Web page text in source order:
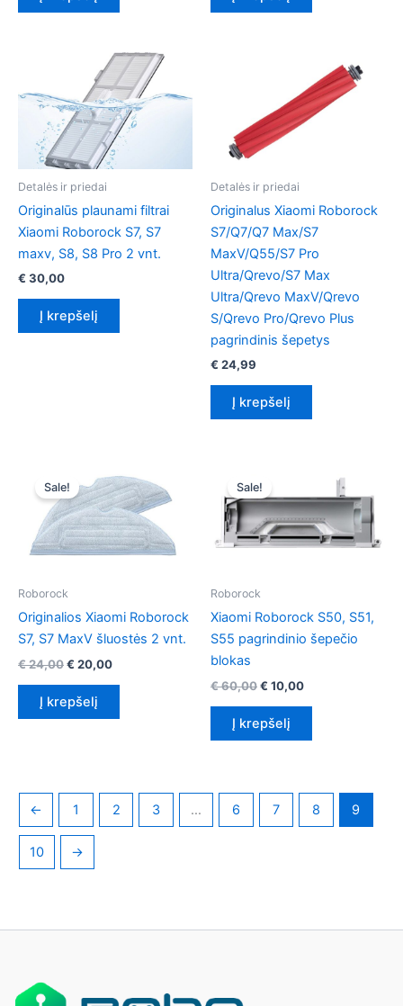
Detalės ir priedai
Originalūs plaunami filtrai
Xiaomi Roborock S7, S7
maxv, S8, S8 Pro 2 vnt.
€ 30,00
Į krepšelį
Detalės ir priedai
Originalus Xiaomi Roborock
S7/Q7/Q7 Max/S7
MaxV/Q55/S7 Pro
Ultra/Qrevo/S7 Max
Ultra/Qrevo MaxV/Qrevo
S/Qrevo Pro/Qrevo Plus
pagrindinis šepetys
€ 24,99
Į krepšelį
Sale!
Roborock
Originalios Xiaomi Roborock
S7, S7 MaxV šluostės 2 vnt.
€24,00Original
was:
€ 24,00.
€ 20,00Current
Į krepšelį
Sale!
Roborock
Xiaomi Roborock S50, S51,
S55 pagrindinio šepečio
blokas
€60,00Original
was:
€ 60,00.
€ 10,00Current
Į krepšelį
← 1 2 3 … 6 7 8 9
10 →